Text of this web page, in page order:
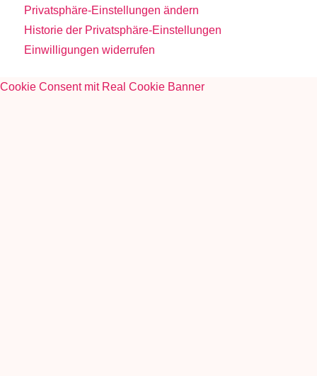
Privatsphäre-Einstellungen ändern
Historie der Privatsphäre-Einstellungen
Einwilligungen widerrufen
Cookie Consent mit Real Cookie Banner